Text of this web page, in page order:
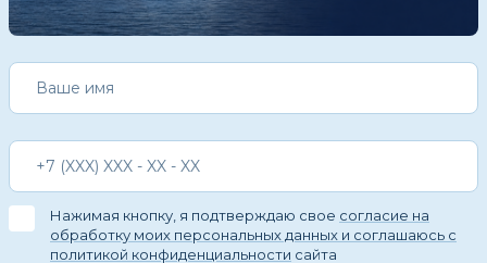
Нажимая кнопку, я подтверждаю свое согласие на
обработку моих персональных данных и соглашаюсь с
политикой конфиденциальности сайта